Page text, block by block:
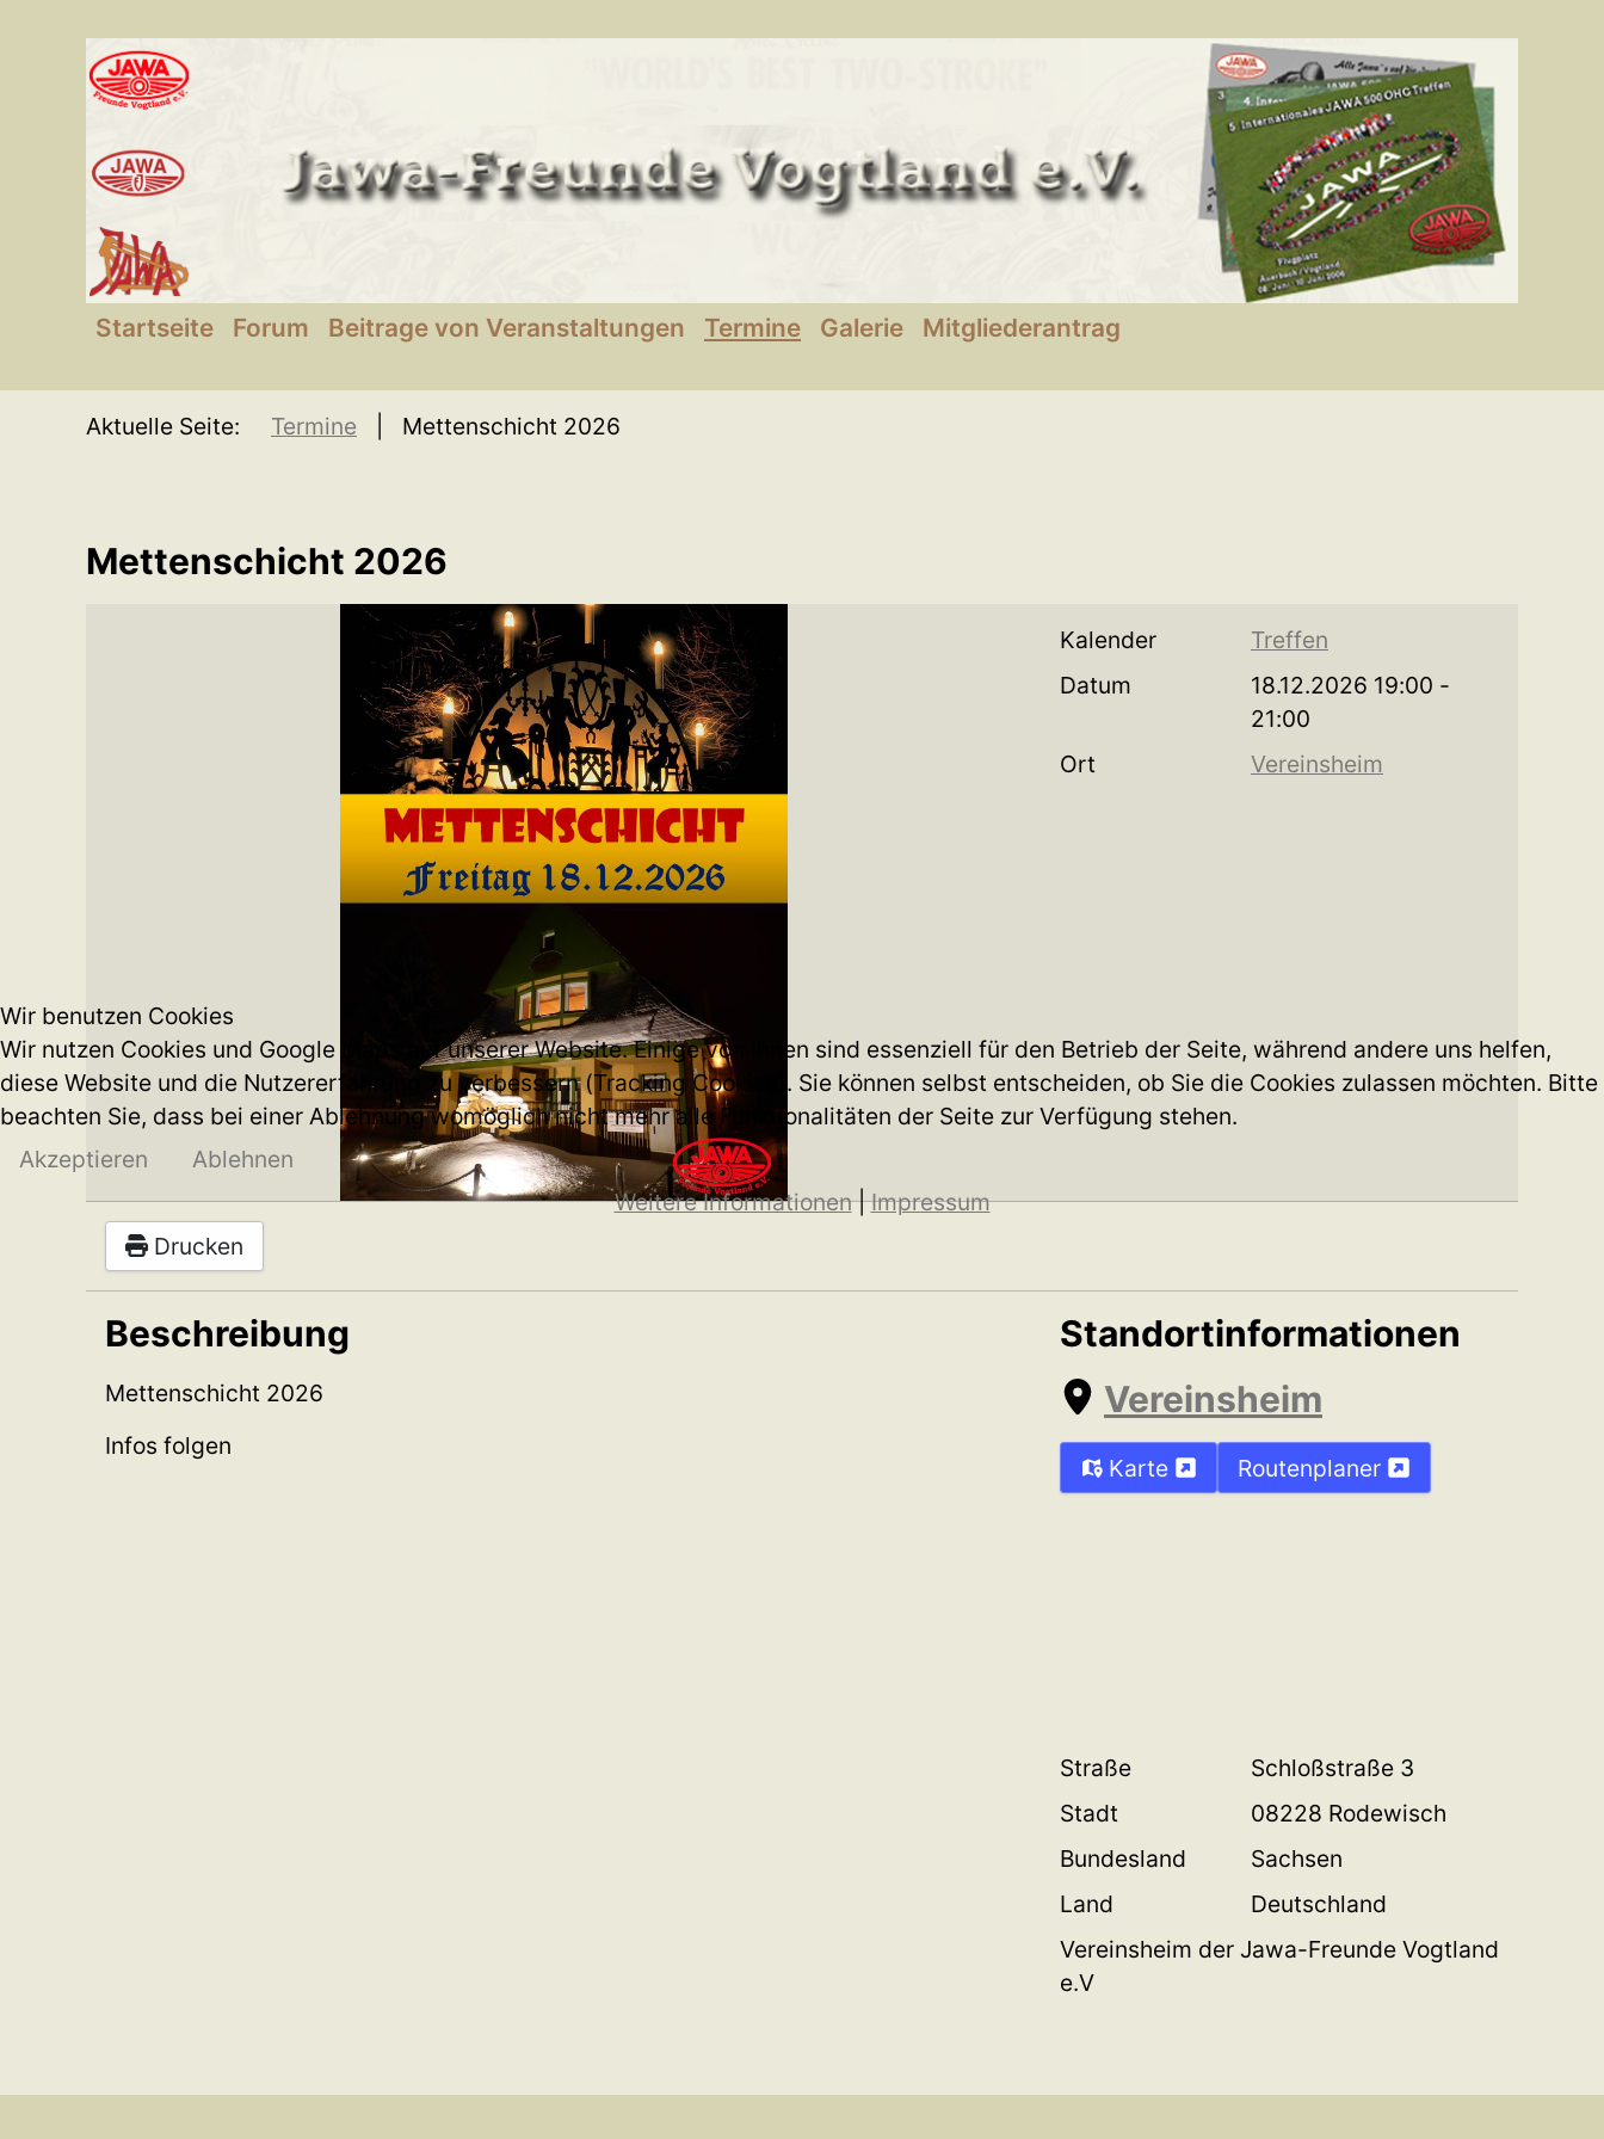
SKIP TO MAIN CONTENT
Startseite Forum Beitrage von Veranstaltungen Termine Galerie Mitgliederantrag
Aktuelle Seite: Termine Mettenschicht 2026
Mettenschicht 2026
Kalender
Treffen
Datum
18.12.2026 19:00 -
21:00
Ort
Vereinsheim
Drucken
Beschreibung
Mettenschicht 2026
Infos folgen
Standortinformationen
Vereinsheim
Karte Routenplaner
Straße
Schloßstraße 3
Stadt
08228 Rodewisch
Bundesland
Sachsen
Land
Deutschland
Vereinsheim der Jawa-Freunde Vogtland
e.V
Wir benutzen Cookies
Wir nutzen Cookies und Google Maps auf unserer Website. Einige von ihnen sind essenziell für den Betrieb der Seite, während andere uns helfen,
diese Website und die Nutzererfahrung zu verbessern (Tracking Cookies). Sie können selbst entscheiden, ob Sie die Cookies zulassen möchten. Bitte
beachten Sie, dass bei einer Ablehnung womöglich nicht mehr alle Funktionalitäten der Seite zur Verfügung stehen.
Akzeptieren
Ablehnen
Weitere Informationen|Impressum